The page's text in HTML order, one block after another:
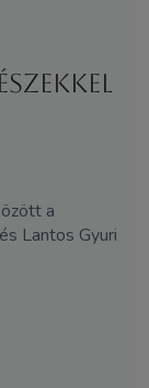
a
Lantos Gyuri